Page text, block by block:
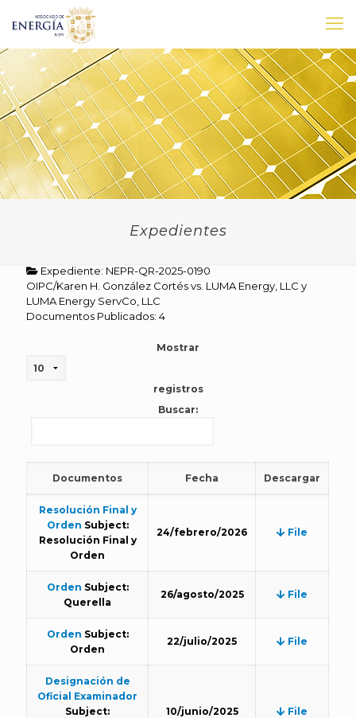
Expedientes
Expediente: NEPR-QR-2025-0190
OIPC/Karen H. González Cortés vs. LUMA Energy, LLC y
LUMA Energy ServCo, LLC
Documentos Publicados: 4
Mostrar
registros
Buscar:
Documentos Fecha Descargar
Resolución Final y
Orden Subject:
Resolución Final y
Orden
24/febrero/2026 File
Orden Subject:
Querella
26/agosto/2025 File
Orden Subject:
Orden
22/julio/2025 File
Designación de
Oficial Examinador
Subject:
10/junio/2025 File